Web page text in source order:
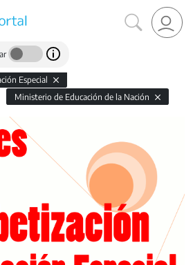
Especial
Ministerio de Educación de la Nación